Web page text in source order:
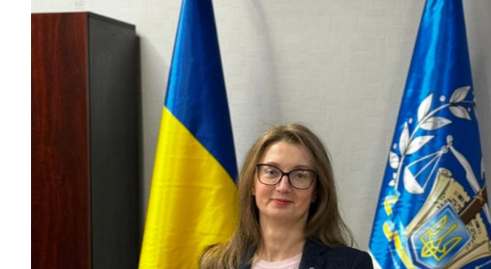
InstagramFacebookTwitter